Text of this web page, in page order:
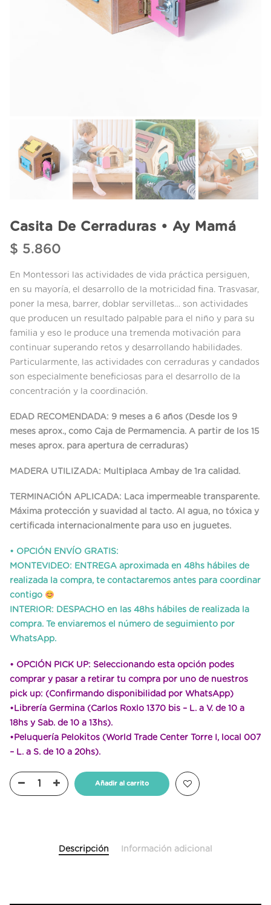
Casita De Cerraduras • Ay Mamá
$ 5.860
En Montessori las actividades de vida práctica persiguen,
en su mayoría, el desarrollo de la motricidad fina. Trasvasar,
poner la mesa, barrer, doblar servilletas… son actividades
que producen un resultado palpable para el niño y para su
familia y eso le produce una tremenda motivación para
continuar superando retos y desarrollando habilidades.
Particularmente, las actividades con cerraduras y candados
son especialmente beneficiosas para el desarrollo de la
concentración y la coordinación.
EDAD RECOMENDADA: 9 meses a 6 años (Desde los 9
meses aprox., como Caja de Permamencia. A partir de los 15
meses aprox. para apertura de cerraduras)
MADERA UTILIZADA: Multiplaca Ambay de 1ra calidad.
TERMINACIÓN APLICADA: Laca impermeable transparente.
Máxima protección y suavidad al tacto. Al agua, no tóxica y
certificada internacionalmente para uso en juguetes.
• OPCIÓN ENVÍO GRATIS:
MONTEVIDEO: ENTREGA aproximada en 48hs hábiles de
realizada la compra, te contactaremos antes para coordinar
contigo
INTERIOR: DESPACHO en las 48hs hábiles de realizada la
compra. Te enviaremos el número de seguimiento por
WhatsApp.
• OPCIÓN PICK UP: Seleccionando esta opción podes
comprar y pasar a retirar tu compra por uno de nuestros
pick up: (Confirmando disponibilidad por WhatsApp)
•Librería Germina (Carlos Roxlo 1370 bis – L. a V. de 10 a
18hs y Sab. de 10 a 13hs).
•Peluquería Pelokitos (World Trade Center Torre I, local 007
– L. a S. de 10 a 20hs).
Añadir al carrito
Descripción Información adicional